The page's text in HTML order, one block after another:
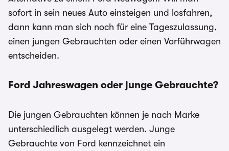
sofort in sein neues Auto einsteigen und losfahren,
dann kann man sich noch für eine Tageszulassung,
einen jungen Gebrauchten oder einen Vorführwagen
entscheiden.
Ford Jahreswagen oder junge Gebrauchte?
Die jungen Gebrauchten können je nach Marke
unterschiedlich ausgelegt werden. Junge
Gebrauchte von Ford kennzeichnet ein